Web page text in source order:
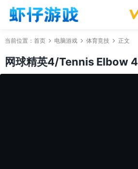
当前位置： 首页 电脑游戏 体育竞技 正文
网球精英4/Tennis Elbow 4